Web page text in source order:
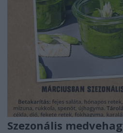
Szezonális